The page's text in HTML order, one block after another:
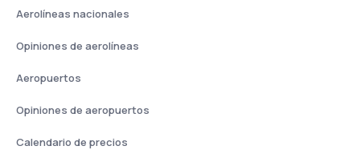
Aerolíneas nacionales
Opiniones de aerolíneas
Aeropuertos
Opiniones de aeropuertos
Calendario de precios